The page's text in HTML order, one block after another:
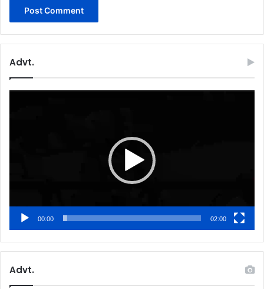
Advt.
00:00 02:00
Advt.